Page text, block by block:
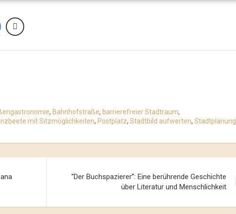
, Bahnhofstraße, barrierefreier Stadtraum,
mit Sitzmöglichkeiten, Postplatz, Stadtbild aufwerten, Stadtplanung
“Der Buchspazierer”: Eine berührende Geschichte
über Literatur und Menschlichkeit